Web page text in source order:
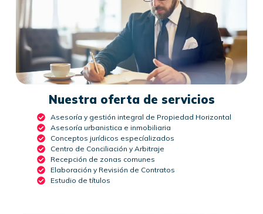
Nuestra oferta de servicios
Asesoría y gestión integral de Propiedad Horizontal
Asesoría urbanistica e inmobiliaria
Conceptos jurídicos especíalizados
Centro de Conciliación y Arbitraje
Recepción de zonas comunes
Elaboración y Revisión de Contratos
Estudio de títulos